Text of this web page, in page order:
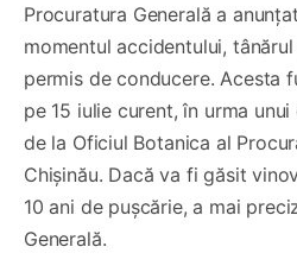
Procuratura Generală a
momentul accidentului,
permis de conducere. Acesta
pe 15 iulie curent, în urma
de la Oficiul Botanica al
Chișinău. Dacă va fi găsit
10 ani de pușcărie, a mai
Generală.